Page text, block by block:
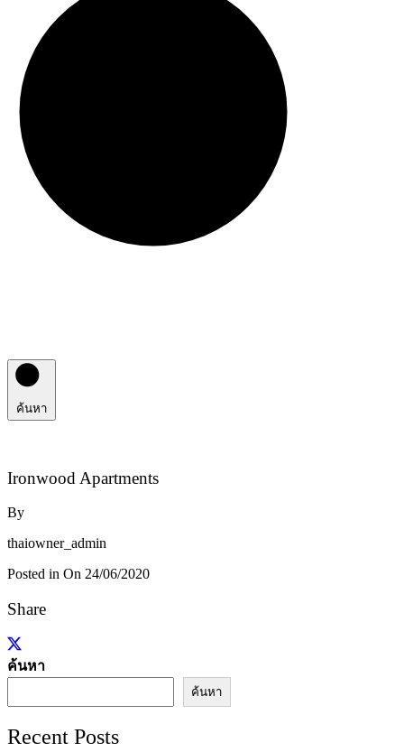
ค้นหา
Ironwood Apartments
By
thaiowner_admin
Posted in On 24/06/2020
Share
ค้นหา
ค้นหา
Recent Posts